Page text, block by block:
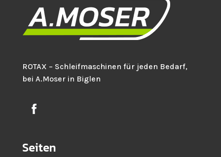
ROTAX – Schleifmaschinen für jeden Bedarf,
bei A.Moser in Biglen
Seiten